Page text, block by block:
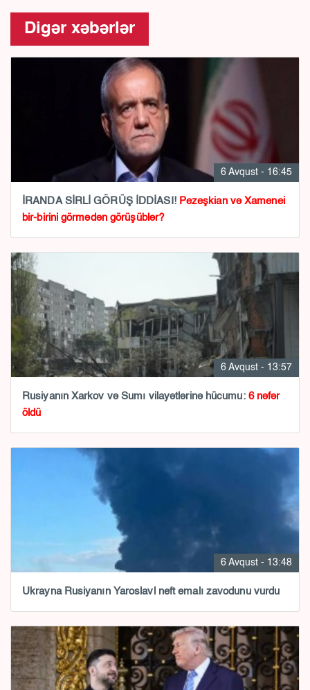
Digər xəbərlər
6 Avqust - 16:45
İRANDA SİRLİ GÖRÜŞ İDDİASI! Pezeşkian və Xamenei
bir-birini görmədən görüşüblər?
6 Avqust - 13:57
Rusiyanın Xarkov və Sumı vilayətlərinə hücumu: 6 nəfər
öldü
6 Avqust - 13:48
Ukrayna Rusiyanın Yaroslavl neft emalı zavodunu vurdu